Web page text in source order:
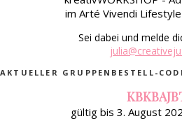
im Arté Vivendi
Sei dabei und melde
AKTUELLER GRUPPENBESTELL-
gültig bis 3. August